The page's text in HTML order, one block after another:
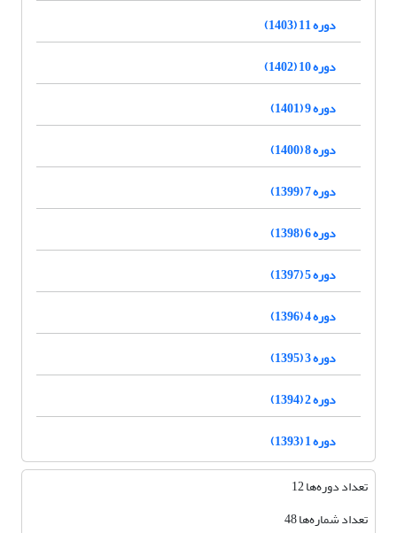
دوره 11 (1403)
دوره 10 (1402)
دوره 9 (1401)
دوره 8 (1400)
دوره 7 (1399)
دوره 6 (1398)
دوره 5 (1397)
دوره 4 (1396)
دوره 3 (1395)
دوره 2 (1394)
دوره 1 (1393)
تعداد دوره‌ها 12
تعداد شماره‌ها 48